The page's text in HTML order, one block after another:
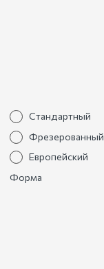
Стандартный
Фрезерованный
Европейский
Форма